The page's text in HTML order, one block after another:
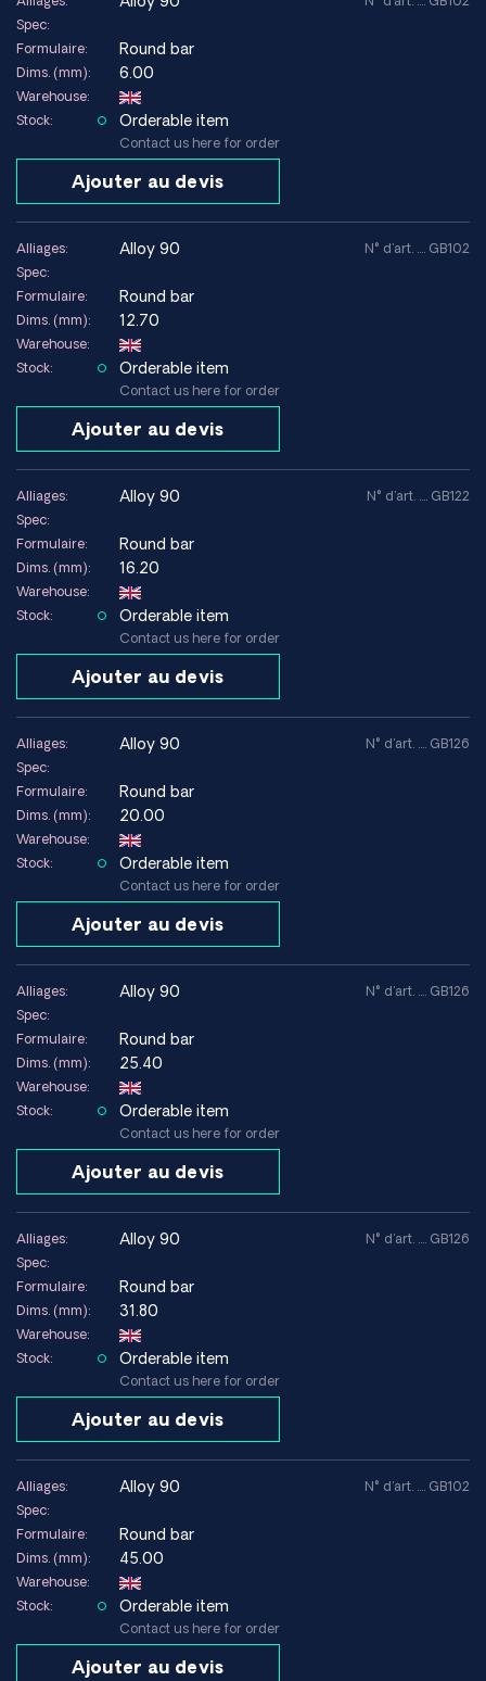
Livraison internationale rapide depuis l'Europe
Spec:
Formulaire:
Round bar
Dims. (mm): 6.00
Warehouse:
Stock:
Orderable item
Contact us here for order
Ajouter au devis
Alliages: alloy 90
Spec:
Formulaire:
Round bar
Dims. (mm): 12.70
Warehouse:
Stock:
Orderable item
Contact us here for order
Ajouter au devis
N° d'art. .... GB102
Alliages: alloy 90
Spec:
Formulaire:
Round bar
Dims. (mm): 16.20
Warehouse:
Stock:
Orderable item
Contact us here for order
Ajouter au devis
N° d'art. .... GB122
Alliages: alloy 90
Spec:
Formulaire:
Round bar
Dims. (mm): 20.00
Warehouse:
Stock:
Orderable item
Contact us here for order
Ajouter au devis
N° d'art. .... GB126
Alliages: alloy 90
Spec:
Formulaire:
Round bar
Dims. (mm): 25.40
Warehouse:
Stock:
Orderable item
Contact us here for order
Ajouter au devis
N° d'art. .... GB126
Alliages: alloy 90
Spec:
Formulaire:
Round bar
Dims. (mm): 31.80
Warehouse:
Stock:
Orderable item
Contact us here for order
Ajouter au devis
N° d'art. .... GB126
Alliages: alloy 90
Spec:
Formulaire:
Round bar
Dims. (mm): 45.00
Warehouse:
Stock:
Orderable item
Contact us here for order
Ajouter au devis
N° d'art. .... GB102